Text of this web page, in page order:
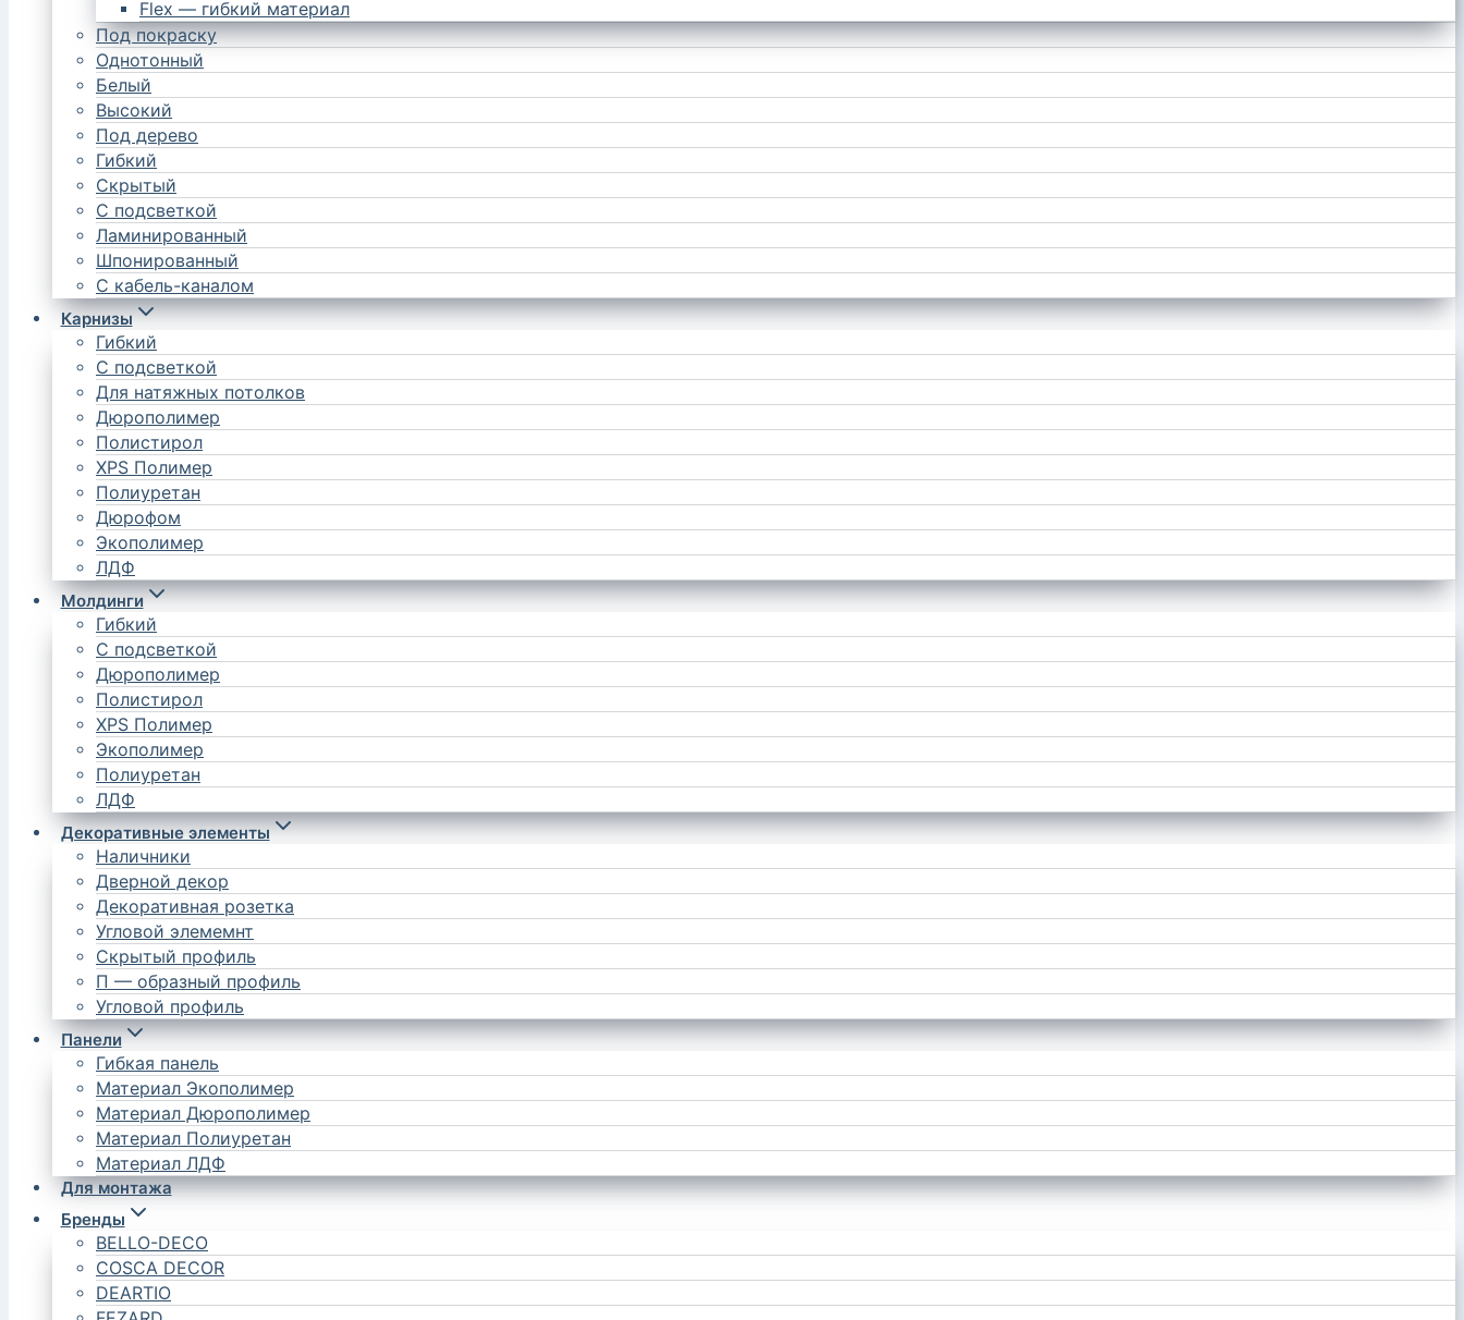
Flex — гибкий материал
Под покраску
Однотонный
Белый
Высокий
Под дерево
Гибкий
Скрытый
С подсветкой
Ламинированный
Шпонированный
С кабель-каналом
Карнизы
Гибкий
С подсветкой
Для натяжных потолков
Дюрополимер
Полистирол
XPS Полимер
Полиуретан
Дюрофом
Экополимер
ЛДФ
Молдинги
Гибкий
С подсветкой
Дюрополимер
Полистирол
XPS Полимер
Экополимер
Полиуретан
ЛДФ
Декоративные элементы
Наличники
Дверной декор
Декоративная розетка
Угловой элемемнт
Скрытый профиль
П — образный профиль
Угловой профиль
Панели
Гибкая панель
Материал Экополимер
Материал Дюрополимер
Материал Полиуретан
Материал ЛДФ
Для монтажа
Бренды
BELLO-DECO
COSCA DECOR
DEARTIO